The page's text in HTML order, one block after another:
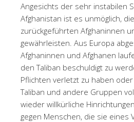
Angesichts der sehr instabilen
Afghanistan ist es unmöglich,
zurückgeführten Afghaninnen
gewährleisten. Aus Europa
Afghaninnen und Afghanen
den Taliban beschuldigt zu
Pflichten verletzt zu haben
Taliban und andere Gruppen
wieder willkürliche
gegen Menschen, die sie eines